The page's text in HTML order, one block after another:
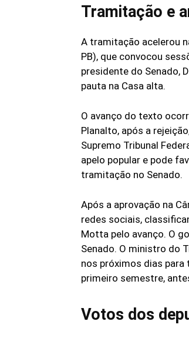
Tramitação e
A tramitação acelerou
PB), que convocou
presidente do Senado,
pauta na Casa alta.
O avanço do texto
Planalto, após a
Supremo Tribunal
apelo popular e pode
tramitação no Senado.
Após a aprovação na
redes sociais,
Motta pelo avanço. O
Senado. O ministro do
nos próximos dias para
primeiro semestre,
Votos dos